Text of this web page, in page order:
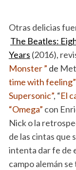
Otras delicias
The Beatles:
Years (2016),
Monster ” de
time with
Supersonic”, “El
“Omega” con
Nick o la
de las cintas que
intenta dar fe de
campo alemán